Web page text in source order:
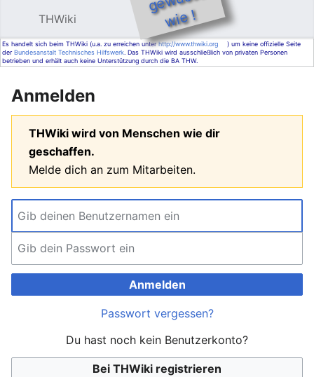
THWiki e !
Es handelt sich beim THWiki (u.a. zu erreichen unterhttp://www.thwiki.org
) um keine offizielle Seite
derBundesanstalt Technisches Hilfswerk. Das THWiki wird ausschließlich von privaten Personen
betrieben und erhält auch keine Unterstützung durch die BA THW.
Anmelden
THWiki wird von Menschen wie dir
geschaffen.
Melde dich an zum Mitarbeiten.
Anmelden
Passwort vergessen?
Du hast noch kein Benutzerkonto?
Bei THWiki registrieren